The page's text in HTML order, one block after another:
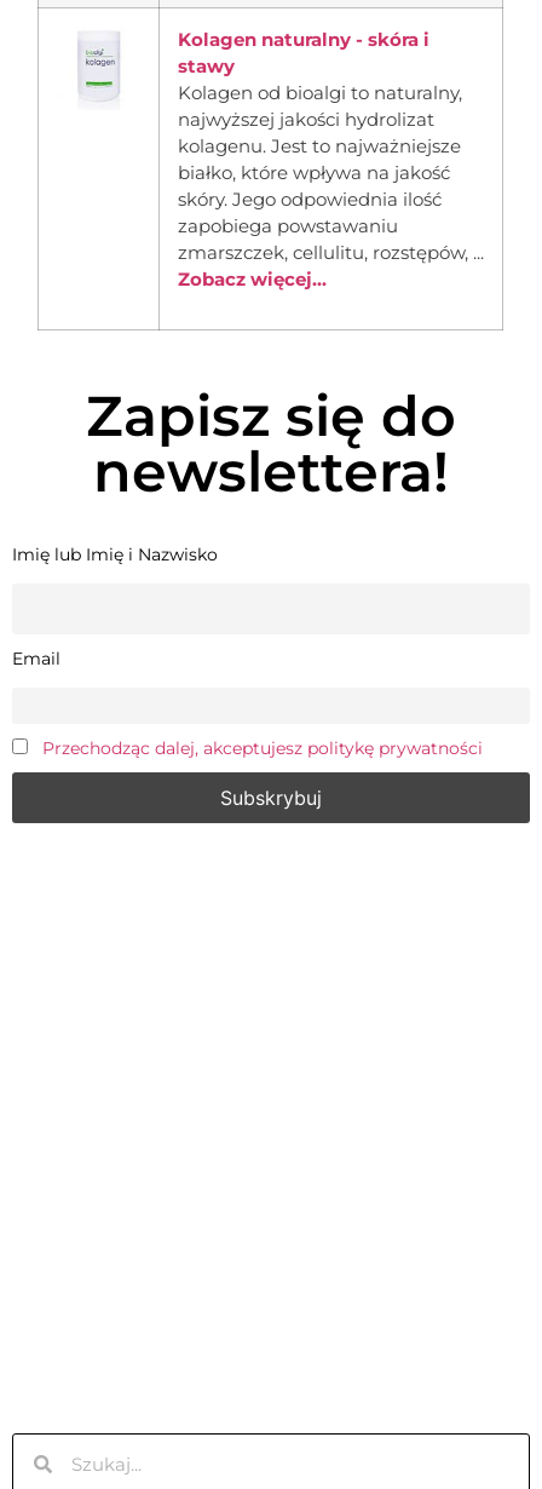
Kolagen naturalny - skóra i
stawy
Kolagen od bioalgi to naturalny,
najwyższej jakości hydrolizat
kolagenu. Jest to najważniejsze
białko, które wpływa na jakość
skóry. Jego odpowiednia ilość
zapobiega powstawaniu
zmarszczek, cellulitu, rozstępów, ...
Zobacz więcej...
Zapisz się do
newslettera!
Imię lub Imię i Nazwisko
Email
Przechodząc dalej, akceptujesz politykę prywatności